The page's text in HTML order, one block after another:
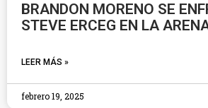
BRANDON MORENO SE
STEVE ERCEG EN LA
LEER MÁS »
febrero 19, 2025